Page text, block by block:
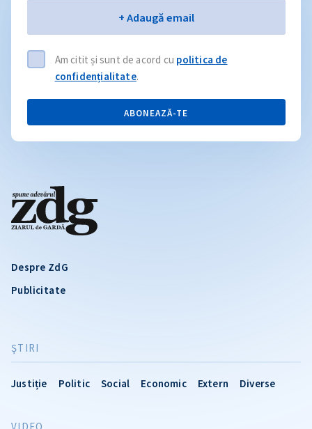
Despre ZdG
Publicitate
ŞTIRI
Justiție Politic Social Economic Extern Diverse
VIDEO
+ Adaugă email
Am citit și sunt de acord cu politica de
confidențialitate.
ABONEAZĂ-TE